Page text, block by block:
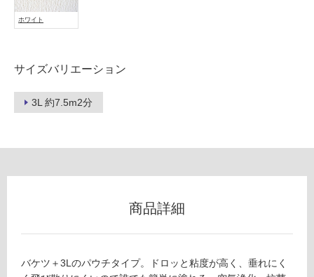
ホワイト
サイズバリエーション
3L 約7.5m2分
壁
可
使
外)
商品詳細
バケツ＋3Lのパウチタイプ。ドロッと粘度が高く、垂れにく